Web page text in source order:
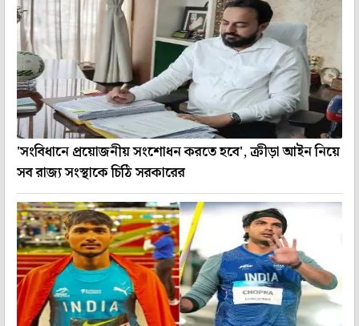
'সংবিধানে প্রয়োজনীয় সংশোধন করতে হবে', ক্রীড়া আইন নিয়ে
সব রাজ্য সংস্থাকে চিঠি সরকারের